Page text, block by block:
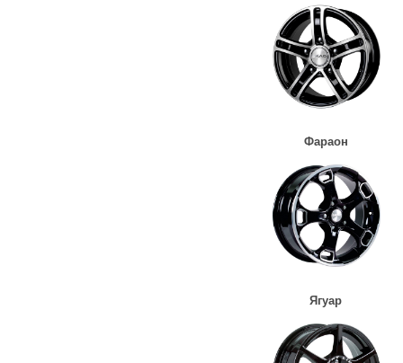
Фараон
Ягуар